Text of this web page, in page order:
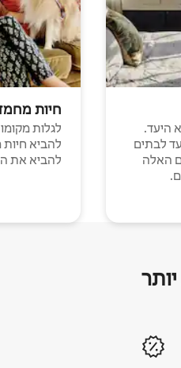
היעד.
לבתים
האלה
חיות
לגלות
להביא
להביא את